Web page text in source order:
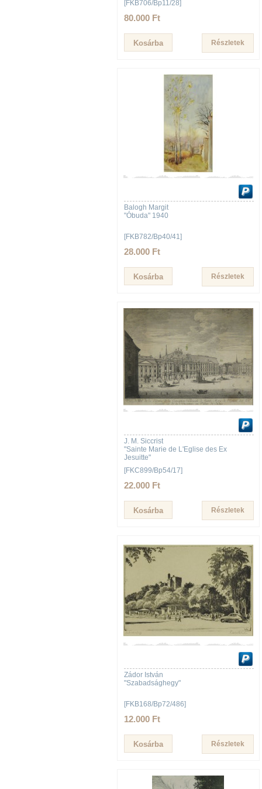
[FKB706/Bp11/28]
80.000 Ft
Részletek
Balogh Margit
"Óbuda" 1940
[FKB782/Bp40/41]
28.000 Ft
Részletek
J. M. Siccrist
"Sainte Marie de L'Eglise des Ex
Jesuitte"
[FKC899/Bp54/17]
22.000 Ft
Részletek
Zádor István
"Szabadsághegy"
[FKB168/Bp72/486]
12.000 Ft
Részletek